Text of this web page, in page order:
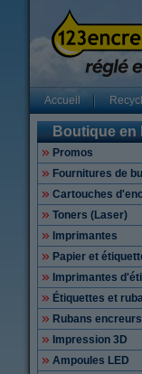
Accueil
Boutique en
Promos
Fournitures de
Cartouches
Toners (Laser)
Imprimantes
Papier et
Imprimantes
Étiquettes et
Rubans encreurs
Impression 3D
Ampoules LED